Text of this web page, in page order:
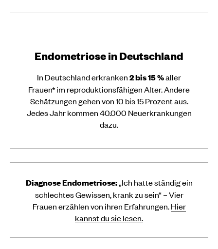
Endometriose in Deutschland
In Deutschland erkranken2 bis 15 %aller
Frauen* im reproduktionsfähigen Alter. Andere
Schätzungen gehen von 10 bis 15 Prozent aus.
Jedes Jahr kommen 40.000 Neuerkrankungen
dazu.
Diagnose Endometriose:„Ich hatte ständig ein
schlechtes Gewissen, krank zu sein“ – Vier
Frauen erzählen von ihren Erfahrungen.Hier
kannst du sie lesen.